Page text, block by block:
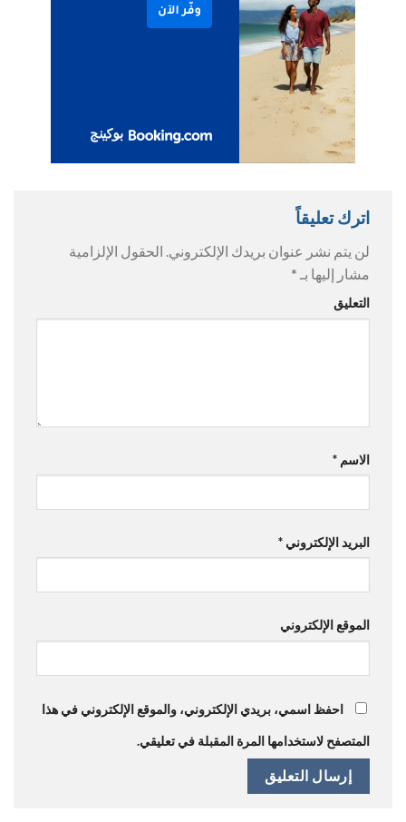
اترك تعليقاً
لن يتم نشر عنوان بريدك الإلكتروني. الحقول الإلزامية
مشار إليها بـ *
التعليق
الاسم *
البريد الإلكتروني *
الموقع الإلكتروني
احفظ اسمي، بريدي الإلكتروني، والموقع الإلكتروني في هذا
المتصفح لاستخدامها المرة المقبلة في تعليقي.